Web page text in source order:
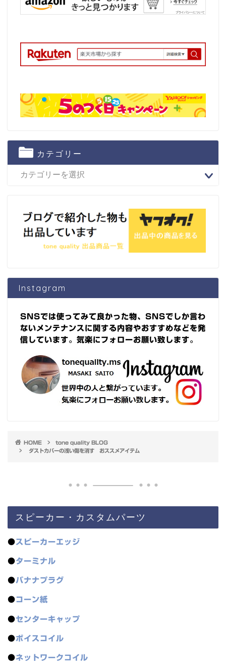
カテゴリー
Instagram
SNSでは使ってみて良かった物、SNSでしか言わ
ないメンテナンスに関する内容やおすすめなどを発
信しています。気楽にフォローお願い致します。
HOME
tone quality BLOG
ダストカバーの浅い傷を消す おススメアイテム
スピーカー・カスタムパーツ
●スピーカーエッジ
●ターミナル
●バナナプラグ
●コーン紙
●センターキャップ
●ボイスコイル
●ネットワークコイル